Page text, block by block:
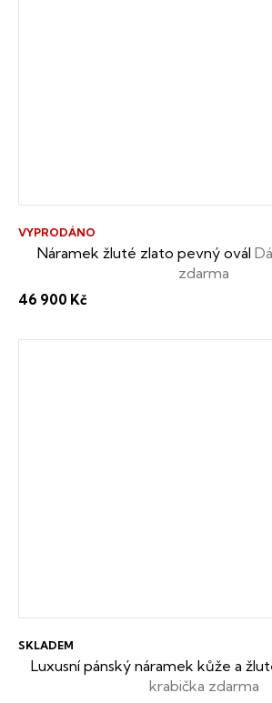
Náramek žluté zlato pevný ovál
zdarma
VYPRODÁNO
46 900 Kč
Luxusní pánský náramek kůže a
krabička zdarma
SKLADEM